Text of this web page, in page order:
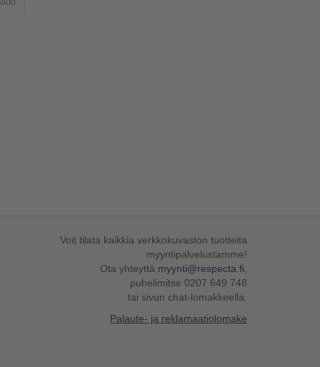
Voit tilata kaikkia verkkokuvaston tuotteita
myyntipalvelustamme!
Ota yhteyttä myynti@respecta.fi
puhelimitse 0207 649 748
tai sivun chat-lomakkeella.
Palaute- ja reklamaatiolomake